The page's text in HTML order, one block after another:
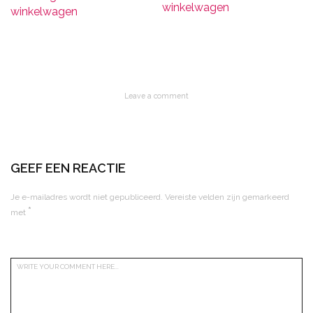
winkelwagen
winkelwagen
Leave a comment
GEEF EEN REACTIE
Je e-mailadres wordt niet gepubliceerd. Vereiste velden zijn gemarkeerd
met *